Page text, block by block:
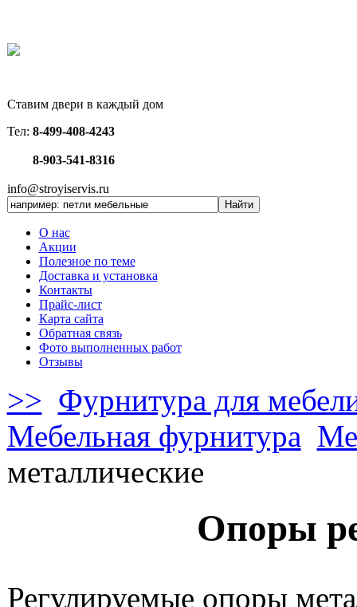
Ставим двери в каждый дом
Тел: 8-499-408-4243
8-903-541-8316
info@stroyiservis.ru
О нас
Акции
Полезное по теме
Доставка и установка
Контакты
Прайс-лист
Карта сайта
Обратная связь
Фото выполненных работ
Отзывы
>> Фурнитура для
Мебельная фурнитура
металлические
Опоры
Регулируемые опоры